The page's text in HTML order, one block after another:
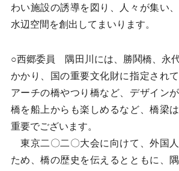
わい施設の誘導を図り、人々が集い
水辺空間を創出してまいります。
○西郷委員 隅田川には、勝鬨橋、永
かかり、国の重要文化財に指定され
アーチの橋やつり橋など、デザイン
橋を船上からも楽しめるなど、橋梁
重要でございます。
東京二〇二〇大会に向けて、外国
ため、橋の歴史を伝えるとともに、